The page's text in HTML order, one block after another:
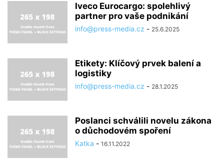
Iveco Eurocargo: spolehlivý
partner pro vaše podnikání
info@press-media.cz - 25.6.2025
Etikety: Klíčový prvek balení a
logistiky
info@press-media.cz - 28.1.2025
Poslanci schválili novelu zákona
o důchodovém spoření
Katka - 16.11.2022